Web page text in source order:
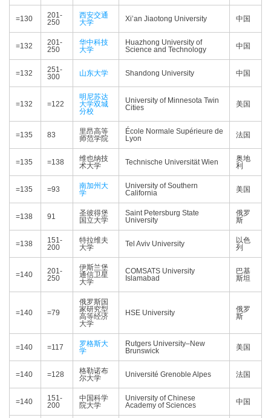
=130
201-
250
西安交通
大学
Xi’an Jiaotong University 中国
=132
201-
250
华中科技
大学
Huazhong University of
Science and Technology
中国
=132
251-
300
山东大学 Shandong University 中国
=132 =122
明尼苏达
大学双城
分校
University of Minnesota Twin
Cities
美国
=135 83
里昂高等
师范学院
École Normale Supérieure de
Lyon
法国
=135 =138
维也纳技
术大学
Technische Universität Wien
奥地
利
=135 =93
南加州大
学
University of Southern
California
美国
=138 91
圣彼得堡
国立大学
Saint Petersburg State
University
俄罗
斯
=138
151-
200
特拉维夫
大学
Tel Aviv University
以色
列
=140
201-
250
伊斯兰堡
通信卫星
大学
COMSATS University
Islamabad
巴基
斯坦
=140 =79
俄罗斯国
家研究型
高等经济
大学
HSE University
俄罗
斯
=140 =117
罗格斯大
学
Rutgers University–New
Brunswick
美国
=140 =128
格勒诺布
尔大学
Université Grenoble Alpes 法国
=140
151-
200
中国科学
院大学
University of Chinese
Academy of Sciences
中国